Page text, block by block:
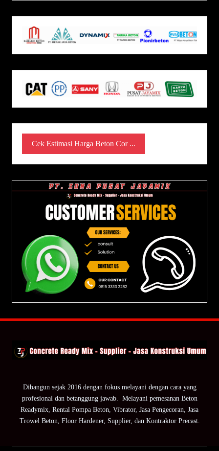
Cek Estimasi Harga Beton Cor ...
Dibangun sejak 2016 dengan fokus melayani dengan cara yang
profesional dan betanggung jawab. Melayani pemesanan Beton
Readymix, Rental Pompa Beton, Vibrator, Jasa Pengecoran, Jasa
Trowel Beton, Floor Hardener, Supplier, dan Kontraktor Precast.